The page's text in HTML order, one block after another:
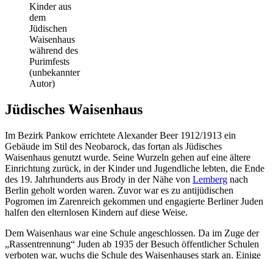
Kinder aus
dem
Jüdischen
Waisenhaus
während des
Purimfests
(unbekannter
Autor)
Jüdisches Waisenhaus
Im Bezirk Pankow errichtete Alexander Beer 1912/1913 ein
Gebäude im Stil des Neobarock, das fortan als Jüdisches
Waisenhaus genutzt wurde. Seine Wurzeln gehen auf eine ältere
Einrichtung zurück, in der Kinder und Jugendliche lebten, die Ende
des 19. Jahrhunderts aus Brody in der Nähe von Lemberg nach
Berlin geholt worden waren. Zuvor war es zu antijüdischen
Pogromen im Zarenreich gekommen und engagierte Berliner Juden
halfen den elternlosen Kindern auf diese Weise.
Dem Waisenhaus war eine Schule angeschlossen. Da im Zuge der
„Rassentrennung“ Juden ab 1935 der Besuch öffentlicher Schulen
verboten war, wuchs die Schule des Waisenhauses stark an. Einige